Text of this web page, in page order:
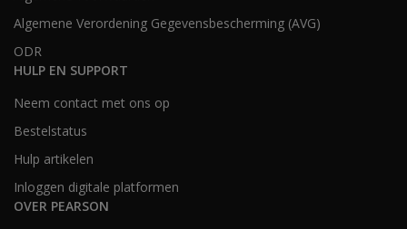
Algemene Verordening Gegevensbescherming (AVG)
ODR
HULP EN SUPPORT
Neem contact met ons op
Bestelstatus
Hulp artikelen
Inloggen digitale platformen
OVER PEARSON